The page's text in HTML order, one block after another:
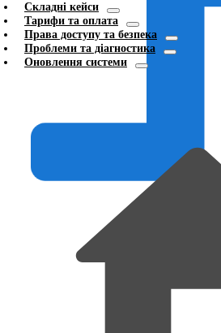
Складні кейси
Тарифи та оплата
Права доступу та безпека
Проблеми та діагностика
Оновлення системи